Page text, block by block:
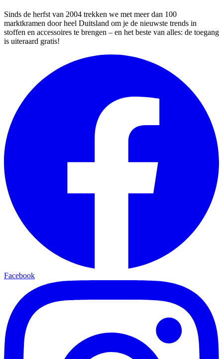
Sinds de herfst van 2004 trekken we met meer dan 100
marktkramen door heel Duitsland om je de nieuwste trends in
stoffen en accessoires te brengen – en het beste van alles: de toegang
is uiteraard gratis!
Facebook